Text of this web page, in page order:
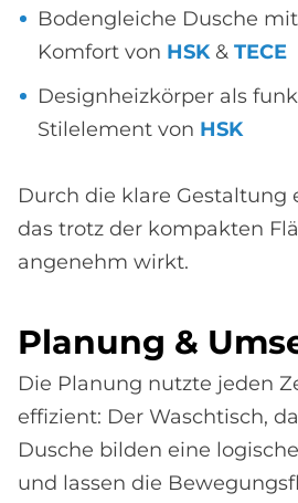
Bodengleiche Dusche
Komfort von HSK & TECE
Designheizkörper als
Stilelement von HSK
Durch die klare Gestaltung
das trotz der kompakten
angenehm wirkt.
Pla­nung &
Die Planung nutzte jeden
effizient: Der Waschtisch,
Dusche bilden eine
und lassen die